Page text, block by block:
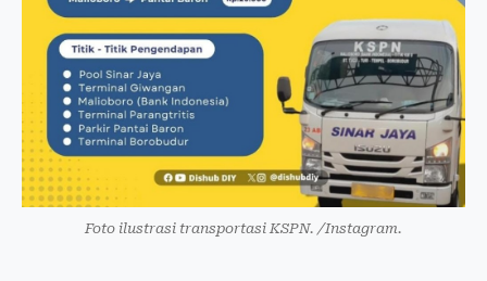
Foto ilustrasi transportasi KSPN. /Instagram.